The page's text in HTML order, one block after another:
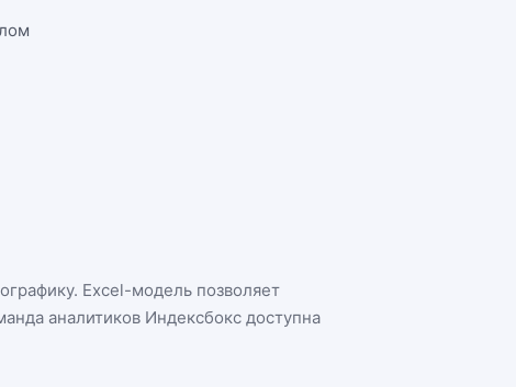
Excel-модель позволяет
аналитиков Индексбокс доступна